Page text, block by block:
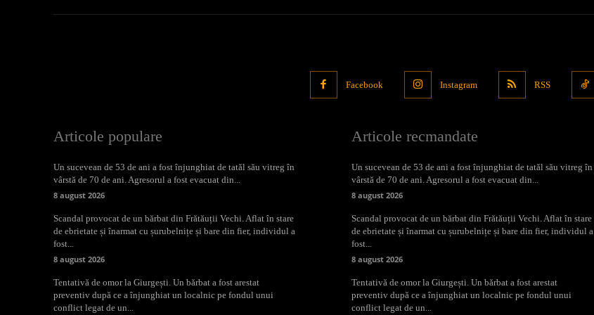
Facebook Instagram RSS
Articole populare
Un sucevean de 53 de ani a fost înjunghiat de tatăl său vitreg în
vârstă de 70 de ani. Agresorul a fost evacuat din...
8 august 2026
Scandal provocat de un bărbat din Frătăuții Vechi. Aflat în stare
de ebrietate și înarmat cu șurubelnițe și bare din fier, individul a
fost...
8 august 2026
Tentativă de omor la Giurgești. Un bărbat a fost arestat
preventiv după ce a înjunghiat un localnic pe fondul unui
conflict legat de un...
Articole recmandate
Un sucevean de 53 de ani a fost înjunghiat de tatăl său vitreg în
vârstă de 70 de ani. Agresorul a fost evacuat din...
8 august 2026
Scandal provocat de un bărbat din Frătăuții Vechi. Aflat în stare
de ebrietate și înarmat cu șurubelnițe și bare din fier, individul a
fost...
8 august 2026
Tentativă de omor la Giurgești. Un bărbat a fost arestat
preventiv după ce a înjunghiat un localnic pe fondul unui
conflict legat de un...